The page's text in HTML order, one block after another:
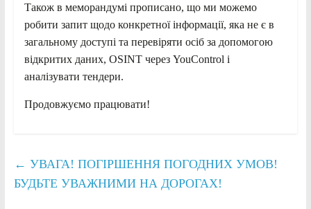
Також в меморандумі прописано, що ми можемо
робити запит щодо конкретної інформації, яка не є в
загальному доступі та перевіряти осіб за допомогою
відкритих даних, OSINT через YouControl і
аналізувати тендери.
Продовжуємо працювати!
← УВАГА! ПОГІРШЕННЯ ПОГОДНИХ УМОВ!
БУДЬТЕ УВАЖНИМИ НА ДОРОГАХ!